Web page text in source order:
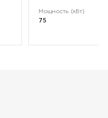
Мощность (кВт)
75